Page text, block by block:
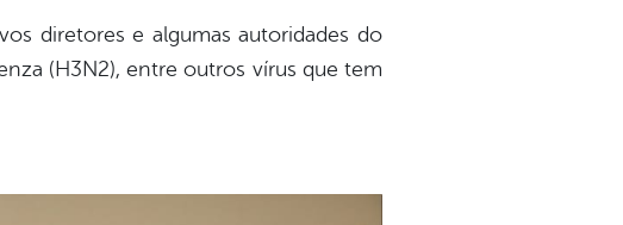
diretores e algumas autoridades do
(H3N2), entre outros vírus que tem